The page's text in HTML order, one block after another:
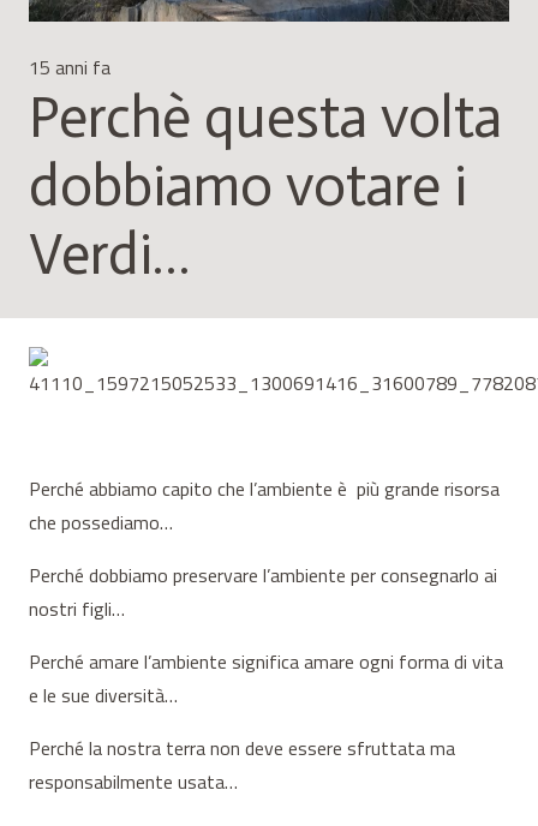
15 anni fa
Perchè questa volta
dobbiamo votare i
Verdi…
Perché abbiamo capito che l’ambiente è più grande risorsa
che possediamo…
Perché dobbiamo preservare l’ambiente per consegnarlo ai
nostri figli…
Perché amare l’ambiente significa amare ogni forma di vita
e le sue diversità…
Perché la nostra terra non deve essere sfruttata ma
responsabilmente usata…